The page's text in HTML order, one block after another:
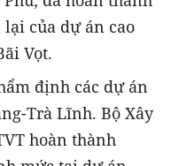
của dự án cao
Vọt.
định các dự án
Trà Lĩnh. Bộ Xây
hoàn thành